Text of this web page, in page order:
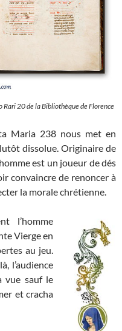
Rari 20 de la Bibliothèque de Florence
Maria 238 nous met en
dissolue. Originaire de
est un joueur de dés
convaincre de renoncer à
la morale chrétienne.
l’homme
Vierge en
au jeu.
l’audience
vue sauf le
et cracha